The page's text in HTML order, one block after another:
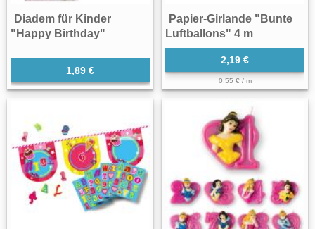
Diadem für Kinder
"Happy Birthday"
1,89 €
Papier-Girlande "Bunte
Luftballons" 4 m
2,19 €
0,55 € / m